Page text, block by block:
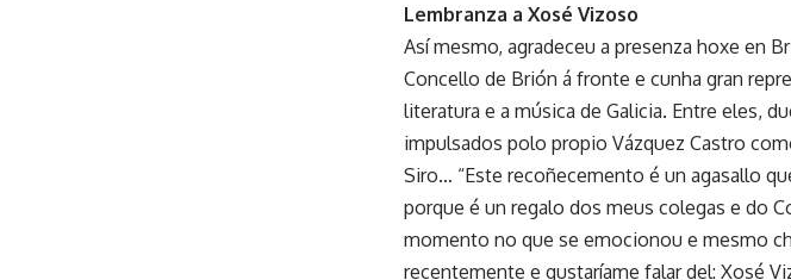
Lembranza a Xosé Vizoso
Así mesmo, agradeceu a presenza hoxe en
Concello de Brión á fronte e cunha gran
literatura e a música de Galicia. Entre eles,
impulsados polo propio Vázquez Castro
Siro… “Este recoñecemento é un agasallo
porque é un regalo dos meus colegas e do
momento no que se emocionou e mesmo
recentemente e gustaríame falar del: Xosé